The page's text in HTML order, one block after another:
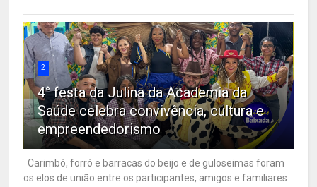
2
4° festa da Julina da Academia da
Saúde celebra convivência, cultura e
empreendedorismo
Carimbó, forró e barracas do beijo e de guloseimas foram
os elos de união entre os participantes, amigos e familiares